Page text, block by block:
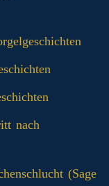
nach
(Sage